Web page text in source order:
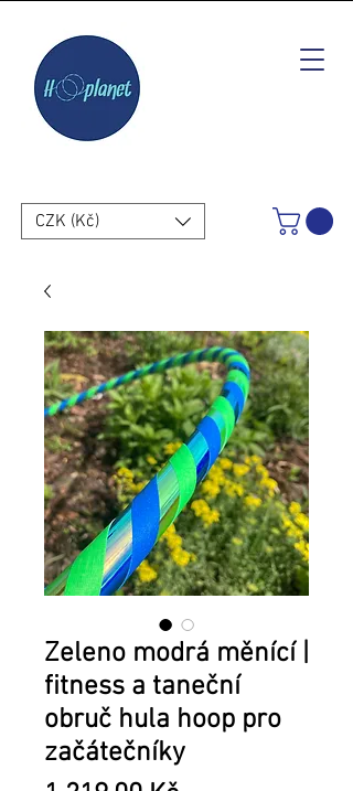
CZK (Kč)
Zeleno modrá měnící |
fitness a taneční
obruč hula hoop pro
začátečníky